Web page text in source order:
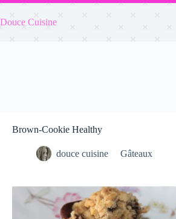
Passer
contenu
Douce Cuisine
Brown-Cookie Healthy
douce cuisine Gâteaux